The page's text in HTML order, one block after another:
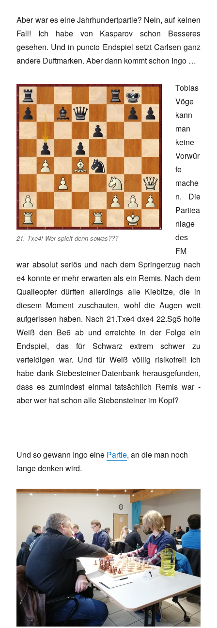
Aber war es eine Jahrhundertpartie? Nein, auf keinen
Fall! Ich habe von Kasparov schon Besseres
gesehen. Und in puncto Endspiel setzt Carlsen ganz
andere Duftmarken. Aber dann kommt schon Ingo …
21. Txe4! Wer spielt denn sowas???
Tobias
Vöge
kann
man
keine
Vorwür
fe
mache
n. Die
Partiea
nlage
des
FM
war absolut seriös und nach dem Springerzug nach
e4 konnte er mehr erwarten als ein Remis. Nach dem
Qualleopfer dürften allerdings alle Kiebitze, die in
diesem Moment zuschauten, wohl die Augen weit
aufgerissen haben. Nach 21.Txe4 dxe4 22.Sg5 holte
Weiß den Be6 ab und erreichte in der Folge ein
Endspiel, das für Schwarz extrem schwer zu
verteidigen war. Und für Weiß völlig risikofrei! Ich
habe dank Siebesteiner-Datenbank herausgefunden,
dass es zumindest einmal tatsächlich Remis war -
aber wer hat schon alle Siebensteiner im Kopf?
Und so gewann Ingo eine Partie, an die man noch
lange denken wird.